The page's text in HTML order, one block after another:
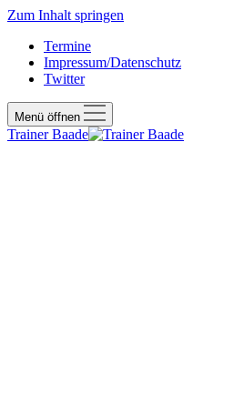
Zum Inhalt springen
Termine
Impressum/Datenschutz
Twitter
Menü öffnen
Trainer Baade